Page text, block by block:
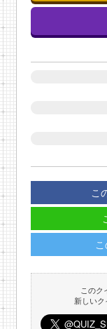
こ
このク
新しい